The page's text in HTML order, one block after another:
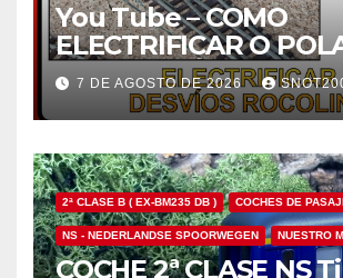
You Tube – COMO
ELECTRIFICAR O
EL CORAZÓN DE UN
ROCOLINE H0 CON
MOTOR ROCO 10030
7 DE AGOSTO DE 2026
2ª CLASE B ( EX-BM235 DB ) COCHES DE
NS - NEDERLANDSE SPOORWEGEN NUESTRO
COCHE 2ª CLASE NS